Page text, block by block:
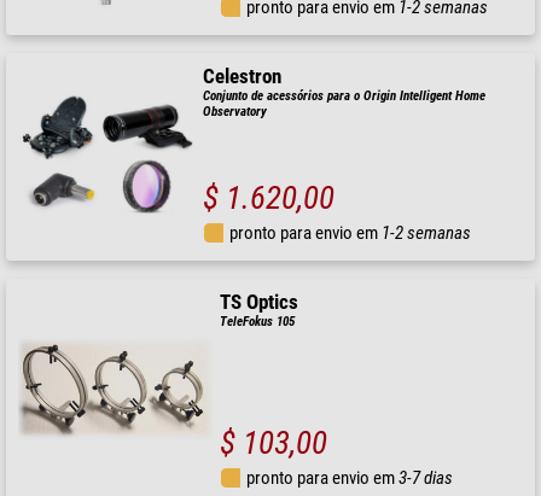
pronto para envio em 1-2 semanas
Celestron
Conjunto de acessórios para o Origin Intelligent Home
Observatory
$ 1.620,00
pronto para envio em 1-2 semanas
TS Optics
TeleFokus 105
$ 103,00
pronto para envio em3-7 dias